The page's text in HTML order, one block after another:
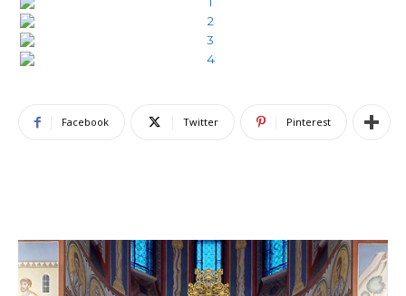
Facebook Twitter Pinterest